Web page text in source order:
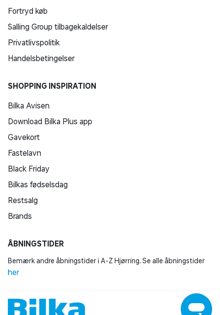
Fortryd køb
Salling Group tilbagekaldelser
Privatlivspolitik
Handelsbetingelser
SHOPPING INSPIRATION
Bilka Avisen
Download Bilka Plus app
Gavekort
Fastelavn
Black Friday
Bilkas fødselsdag
Restsalg
Brands
ÅBNINGSTIDER
Bemærk andre åbningstider i A-Z Hjørring. Se alle åbningstider
her